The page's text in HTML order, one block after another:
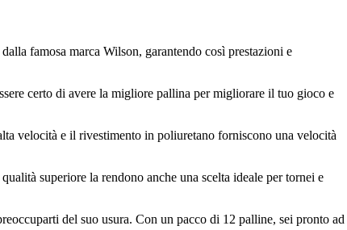
famosa marca Wilson, garantendo così prestazioni e
certo di avere la migliore pallina per migliorare il tuo gioco e
velocità e il rivestimento in poliuretano forniscono una velocità
superiore la rendono anche una scelta ideale per tornei e
del suo usura. Con un pacco di 12 palline, sei pronto ad